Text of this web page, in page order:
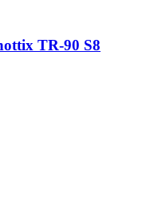
TR-90 S8